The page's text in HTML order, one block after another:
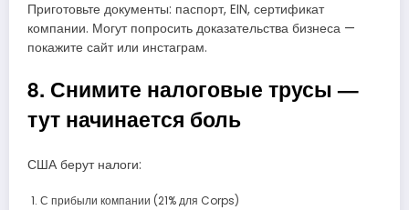
Приготовьте документы: паспорт, EIN, сертификат
компании. Могут попросить доказательства бизнеса —
покажите сайт или инстаграм.
8. Снимите налоговые трусы —
тут начинается боль
США берут налоги:
С прибыли компании (21% для Corps)